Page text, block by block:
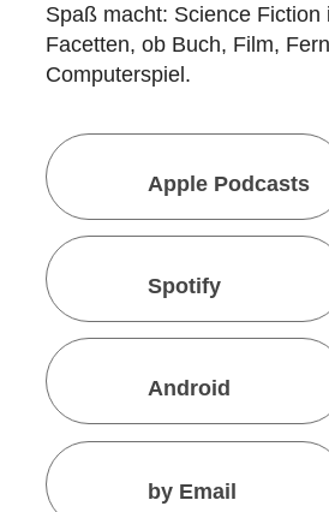
Spaß macht: Science Fiction
Facetten, ob Buch, Film,
Computerspiel.
Apple Podcasts
Spotify
Android
by Email